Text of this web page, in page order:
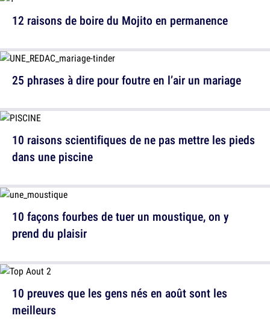
25 phrases à dire pour foutre en l’air un mariage
10 façons fourbes de tuer un moustique, on y
prend du plaisir
12 raisons de boire du Mojito en permanence
10 raisons scientifiques de ne pas mettre les pieds
dans une piscine
10 preuves que les gens nés en août sont les
meilleurs